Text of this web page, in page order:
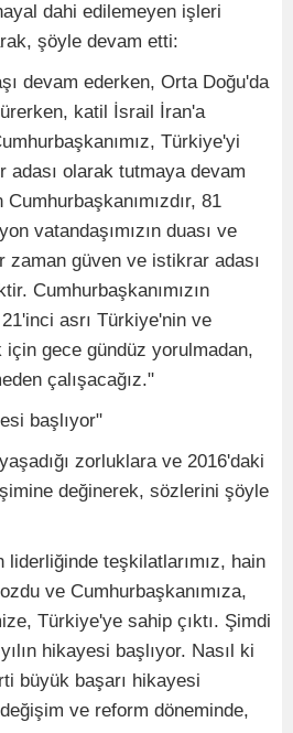
dahi edilemeyen işleri
şöyle devam etti:
devam ederken, Orta Doğu'da
katil İsrail İran'a
Türkiye'yi
adası olarak tutmaya devam
81
vatandaşımızın duası ve
zaman güven ve istikrar adası
Cumhurbaşkanımızın
asrı Türkiye'nin ve
için gece gündüz yorulmadan,
çalışacağız."
başlıyor"
zorluklara ve 2016'daki
değinerek, sözlerini şöyle
liderliğinde teşkilatlarımız, hain
ve Cumhurbaşkanımıza,
Türkiye'ye sahip çıktı. Şimdi
hikayesi başlıyor. Nasıl ki
büyük başarı hikayesi
ve reform döneminde,